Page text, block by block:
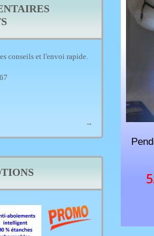
conseils et l'envoi rapide.
→